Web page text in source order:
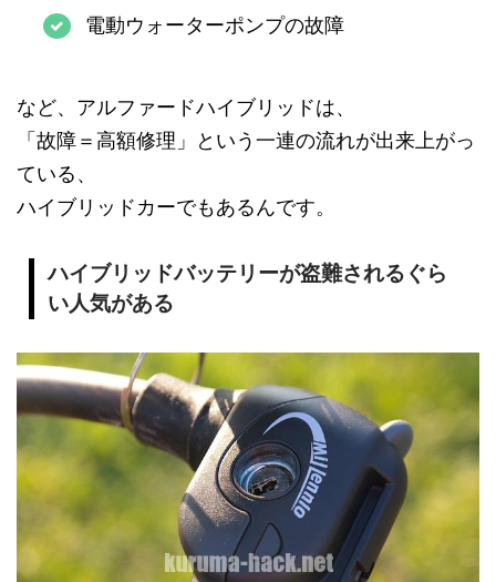
電動ウォーターポンプの故障
など、アルファードハイブリッドは、
「故障＝高額修理」という一連の流れが出来上がっ
ている、
ハイブリッドカーでもあるんです。
ハイブリッドバッテリーが盗難されるぐら
い人気がある